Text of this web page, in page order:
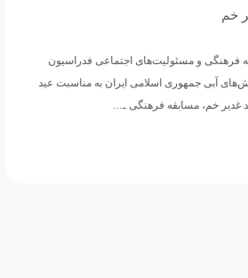
ورزش‌های آبی با تجدید میثاق با
شهدا/ تجلیل از خانواده مربی
ابی‌زاده»
به گزارش روابط عمومی فدراسیون
محسن رضوانی رئیس فدراسیون